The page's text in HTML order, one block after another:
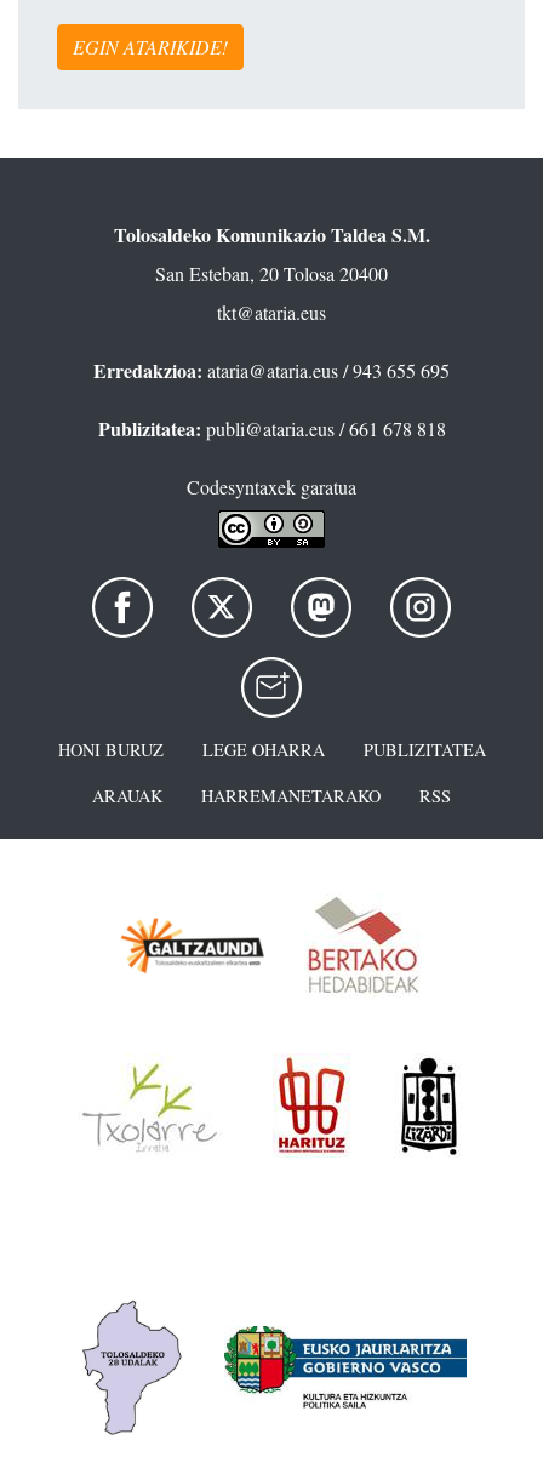
EGIN ATARIKIDE!
Tolosaldeko Komunikazio Taldea S.M.
San Esteban, 20 Tolosa 20400
tkt@ataria.eus
Erredakzioa: ataria@ataria.eus/ 943 655 695
Publizitatea: publi@ataria.eus/ 661 678 818
Codesyntaxek garatua
HONI BURUZ LEGE OHARRA
PUBLIZITATEA
ARAUAK
HARREMANETARAKO RSS